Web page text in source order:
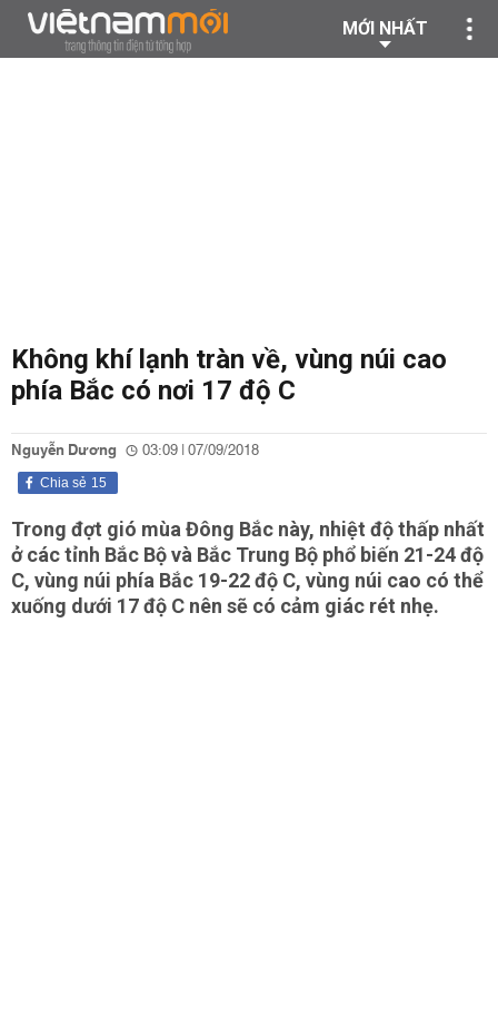
MỚI NHẤT
Không khí lạnh tràn về, vùng núi cao
phía Bắc có nơi 17 độ C
Nguyễn Dương 03:09 | 07/09/2018
15
Chia sẻ
Trong đợt gió mùa Đông Bắc này, nhiệt độ thấp nhất
ở các tỉnh Bắc Bộ và Bắc Trung Bộ phổ biến 21-24 độ
C, vùng núi phía Bắc 19-22 độ C, vùng núi cao có thể
xuống dưới 17 độ C nên sẽ có cảm giác rét nhẹ.